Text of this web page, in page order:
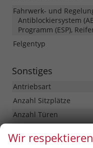
Fahrwerk- und
Antiblockiersystem
Programm (ESP),
Felgentyp
Sonstiges
Antriebsart
Anzahl Sitzplätze
Anzahl Türen
HU/AU neu
Wir